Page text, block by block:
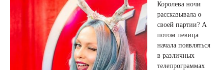
Королева ночи
рассказывала о
своей партии? А
потом певица
начала появляться
в различных
телепрограммах